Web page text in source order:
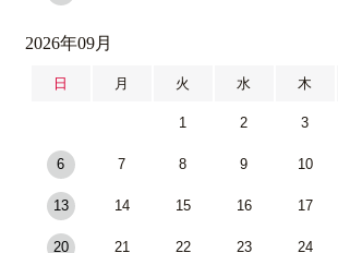
2026年09月
日 月 火 水 木
1 2 3
6 7 8 9 10
13 14 15 16 17
20 21 22 23 24